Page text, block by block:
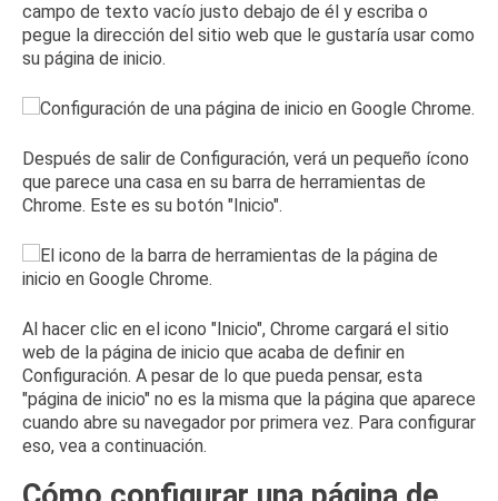
campo de texto vacío justo debajo de él y escriba o
pegue la dirección del sitio web que le gustaría usar como
su página de inicio.
Después de salir de Configuración, verá un pequeño ícono
que parece una casa en su barra de herramientas de
Chrome. Este es su botón "Inicio".
Al hacer clic en el icono "Inicio", Chrome cargará el sitio
web de la página de inicio que acaba de definir en
Configuración. A pesar de lo que pueda pensar, esta
"página de inicio" no es la misma que la página que aparece
cuando abre su navegador por primera vez. Para configurar
eso, vea a continuación.